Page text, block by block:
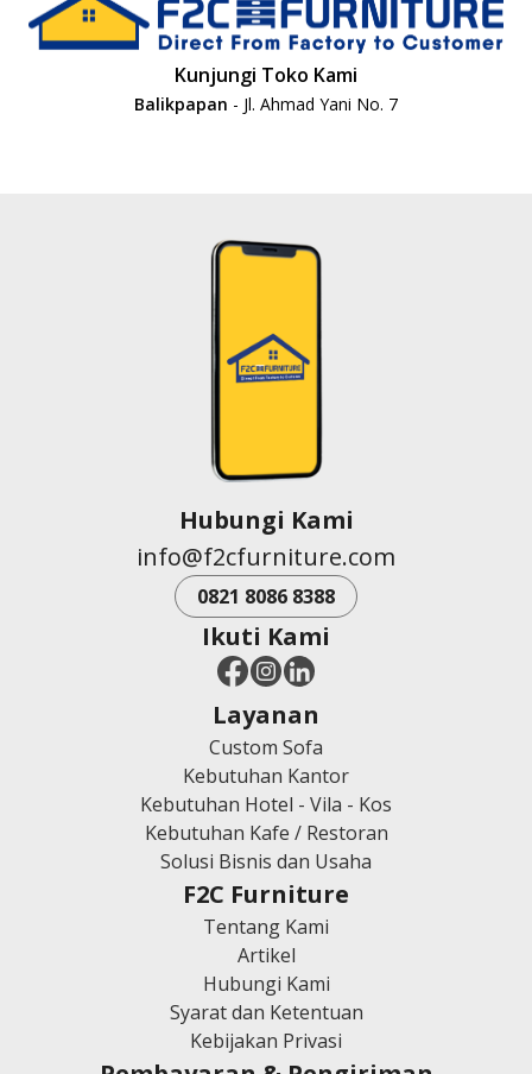
Kunjungi Toko Kami
Balikpapan - Jl. Ahmad Yani No. 7
Hubungi Kami
info@f2cfurniture.com
0821 8086 8388
Ikuti Kami
Layanan
Custom Sofa
Kebutuhan Kantor
Kebutuhan Hotel - Vila - Kos
Kebutuhan Kafe / Restoran
Solusi Bisnis dan Usaha
F2C Furniture
Tentang Kami
Artikel
Hubungi Kami
Syarat dan Ketentuan
Kebijakan Privasi